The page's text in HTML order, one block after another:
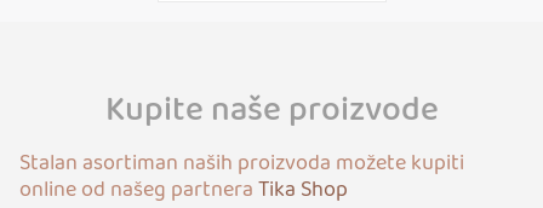
Kupite naše proizvode
Stalan asortiman naših proizvoda možete kupiti
online od našeg partneraTika Shop